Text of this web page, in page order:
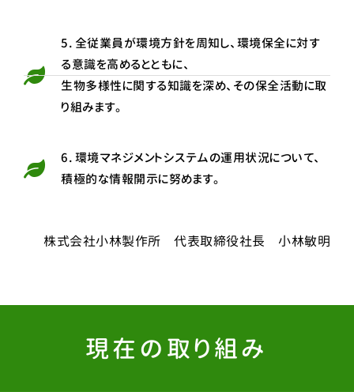
5. 全従業員が環境方針を周知し、環境保全に対す
る意識を高めるとともに、
生物多様性に関する知識を深め、その保全活動に取
り組みます。
6. 環境マネジメントシステムの運用状況について、
積極的な情報開示に努めます。
株式会社小林製作所 代表取締役社長 小林敏明
現在の取り組み